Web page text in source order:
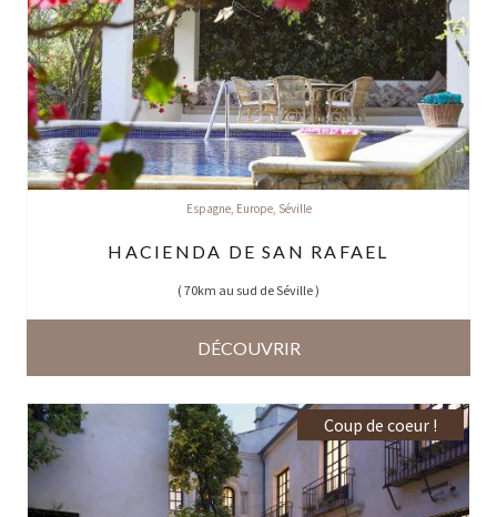
Espagne, Europe, Séville
HACIENDA DE SAN RAFAEL
( 70km au sud de Séville)
DÉCOUVRIR
Coup de coeur !